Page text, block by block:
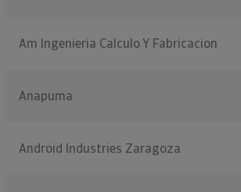
Am Ingenieria Calculo Y Fabricacion
Anapuma
Android Industries Zaragoza